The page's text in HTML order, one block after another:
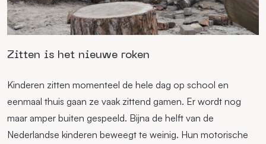
Zitten is het nieuwe roken
Kinderen zitten momenteel de hele dag op school en
eenmaal thuis gaan ze vaak zittend gamen. Er wordt nog
maar amper buiten gespeeld. Bijna de helft van de
Nederlandse kinderen beweegt te weinig. Hun motorische